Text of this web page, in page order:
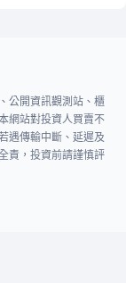
公開資訊觀測站、櫃
網站對投資人買賣不
遇傳輸中斷、延遲及
責，投資前請謹慎評